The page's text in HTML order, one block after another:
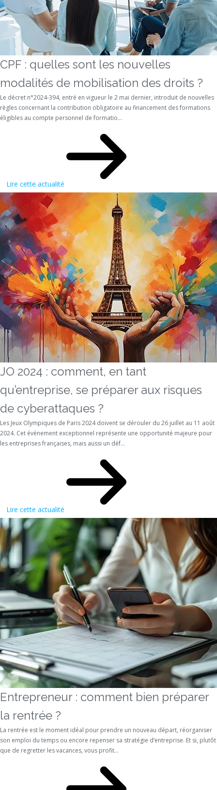
CPF : quelles sont les nouvelles
modalités de mobilisation des droits ?
Le décret n°2024-394, entré en vigueur le 2 mai dernier, introduit de nouvelles
règles concernant la contribution obligatoire au financement des formations
éligibles au compte personnel de formatio...
Lire cette actualité
JO 2024 : comment, en tant
qu’entreprise, se préparer aux risques
de cyberattaques ?
Les Jeux Olympiques de Paris 2024 doivent se dérouler du 26 juillet au 11 août
2024. Cet événement exceptionnel représente une opportunité majeure pour
les entreprises françaises, mais aussi un déf...
Lire cette actualité
Entrepreneur : comment bien préparer
la rentrée ?
La rentrée est le moment idéal pour prendre un nouveau départ, réorganiser
son emploi du temps ou encore repenser sa stratégie d’entreprise. Et si, plutôt
que de regretter les vacances, vous profit...